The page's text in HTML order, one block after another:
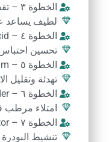
الخطوة ٣ – تقشير KERATOL ٠٨ (٢-٤ دقائق)
ﻟﻄﻴﻒ ﻳﺴﺎﻋﺪ
الخطوة ٤ – Hydro Defence Acid (٣-٥ دقائق)
ﺗﺤﺴﻴﻦ اﺣﺘﺒﺎس
الخطوة ٥ – Probiotics Serum (دقيقتان)
ﺗﻬﺪﺋﺔ وﺗﻘﻠﻴﻞ
الخطوة ٦ – Hydra Powder (دقيقتان)
اﻣﺘﻼء ﻣﺮﻃﺐ
الخطوة ٧ – Lactate Bioactivator (دقيقتان)
ﺗﻨﺸﻴﻂ